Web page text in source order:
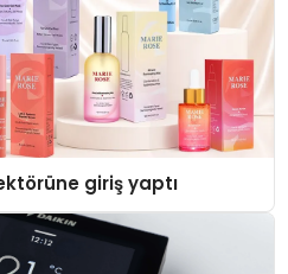
giriş yaptı